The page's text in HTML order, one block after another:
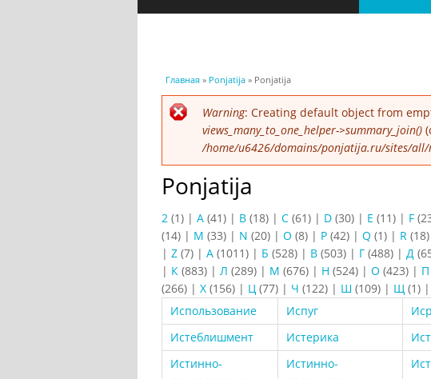
Вы здесь
Главная » Ponjatija » Ponjatija
Сообщение об ошибке
Warning: Creating default object from
views_many_to_one_helper->summary_join()
/home/u6426/domains/ponjatija.ru/sites/all/
Ponjatija
2 (1) | A (41) | B (18) | C (61) | D (30) | E (11) | F
(14) | M (33) | N (20) | O (8) | P (42) | Q (1) | R (18)
| Z (7) | А (1011) | Б (528) | В (503) | Г (488) | Д
| К (883) | Л (289) | М (676) | Н (524) | О (423) | П
(266) | Х (156) | Ц (77) | Ч (122) | Ш (109) | Щ (1) |
Использование
Испуг
Истеблишмент
Истерика
Истинно-
Истинно-